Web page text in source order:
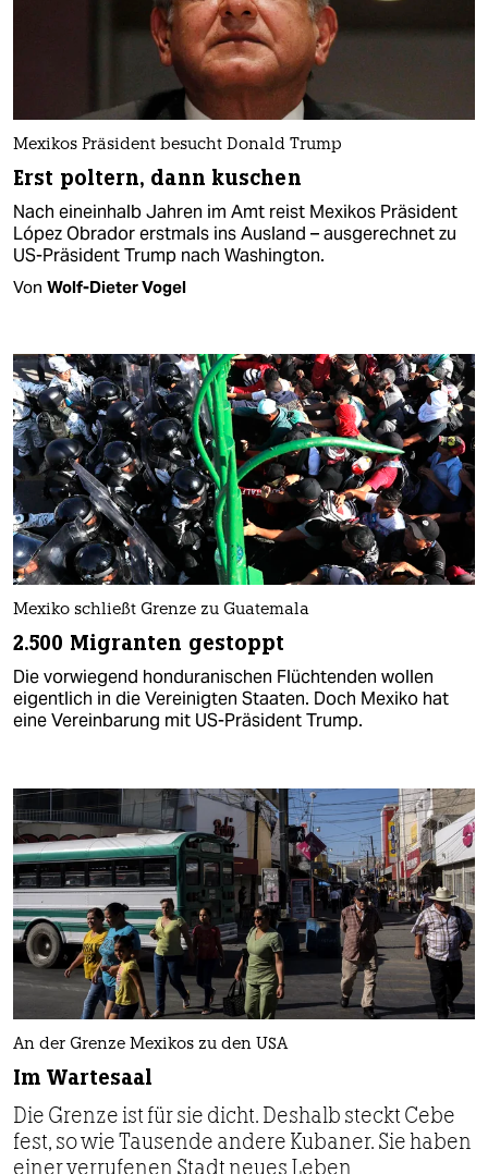
Mexikos Präsident besucht Donald Trump
Erst poltern, dann kuschen
Nach eineinhalb Jahren im Amt reist Mexikos Präsident
López Obrador erstmals ins Ausland – ausgerechnet zu
US-Präsident Trump nach Washington.
Von Wolf-Dieter Vogel
Mexiko schließt Grenze zu Guatemala
2.500 Migranten gestoppt
Die vorwiegend honduranischen Flüchtenden wollen
eigentlich in die Vereinigten Staaten. Doch Mexiko hat
eine Vereinbarung mit US-Präsident Trump.
An der Grenze Mexikos zu den USA
Im Wartesaal
Die Grenze ist für sie dicht. Deshalb steckt Cebe
fest, so wie Tausende andere Kubaner. Sie haben
einer verrufenen Stadt neues Leben